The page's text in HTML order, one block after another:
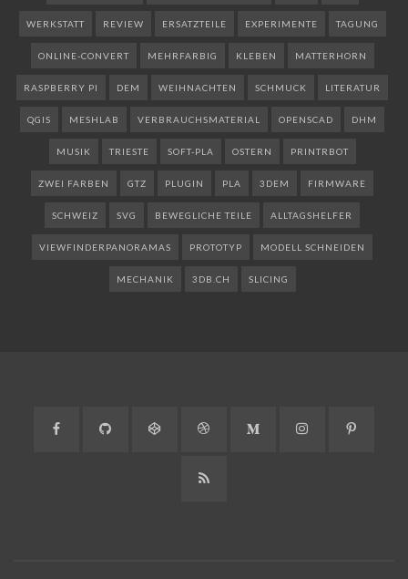
WERKSTATT REVIEW ERSATZTEILE EXPERIMENTE TAGUNG
ONLINE-CONVERT MEHRFARBIG KLEBEN MATTERHORN
RASPBERRY PI DEM WEIHNACHTEN SCHMUCK LITERATUR
QGIS MESHLAB VERBRAUCHSMATERIAL OPENSCAD DHM
MUSIK TRIESTE SOFT-PLA OSTERN PRINTRBOT
ZWEI FARBEN GTZ PLUGIN PLA 3DEM FIRMWARE
SCHWEIZ SVG BEWEGLICHE TEILE ALLTAGSHELFER
VIEWFINDERPANORAMAS PROTOTYP MODELL SCHNEIDEN
MECHANIK 3DB.CH SLICING
Facebook GitHub CodePen DribbbleMedium Instagram
RSS